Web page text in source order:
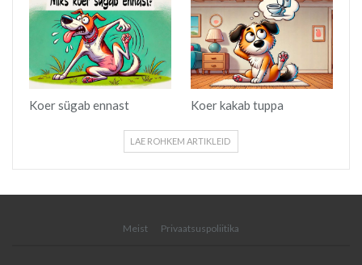
Koer sügab ennast Koer kakab tuppa
LAE ROHKEM ARTIKLEID
Meist Privaatsuspoliitika